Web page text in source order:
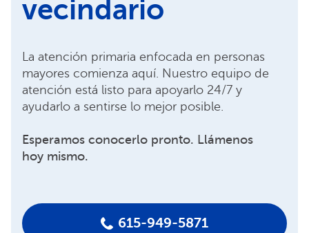
vecindario
La atención primaria enfocada en personas
mayores comienza aquí. Nuestro equipo de
atención está listo para apoyarlo 24/7 y
ayudarlo a sentirse lo mejor posible.
Esperamos conocerlo pronto. Llámenos
hoy mismo.
615-949-5871